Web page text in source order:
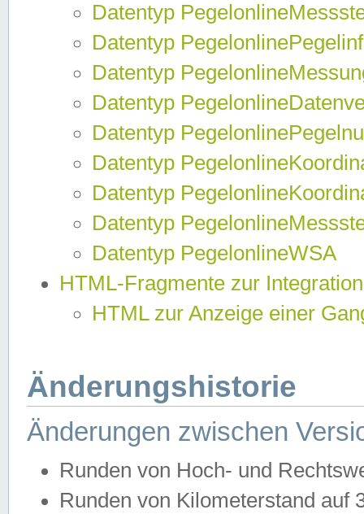
Datentyp
Datentyp
Datentyp
Datentyp
Datentyp
Datentyp
Datentyp
Datentyp
Datentyp PegelonlineWSA
HTML-Fragmente zur
HTML zur Anzeige einer
Änderungshistorie
Änderungen zwischen
Runden von Hoch- und
Runden von Kilometerstand auf